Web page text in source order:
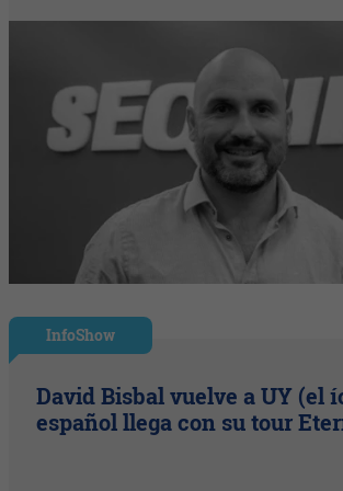
InfoShow
David Bisbal vuelve a UY (el
español llega con su tour